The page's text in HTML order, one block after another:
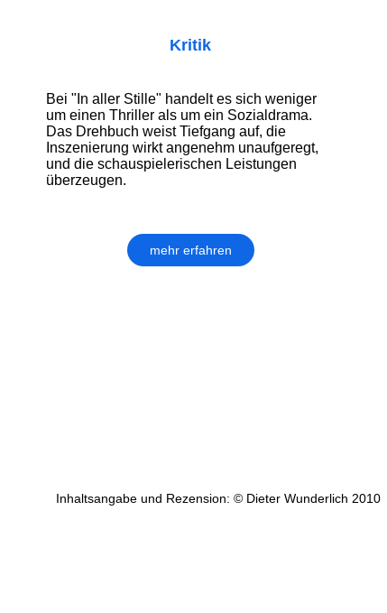
Kritik
Bei "In aller Stille" handelt es sich weniger
um einen Thriller als um ein Sozialdrama.
Das Drehbuch weist Tiefgang auf, die
Inszenierung wirkt angenehm unaufgeregt,
und die schauspielerischen Leistungen
überzeugen.
mehr erfahren
Inhaltsangabe und Rezension: © Dieter Wunderlich 2010